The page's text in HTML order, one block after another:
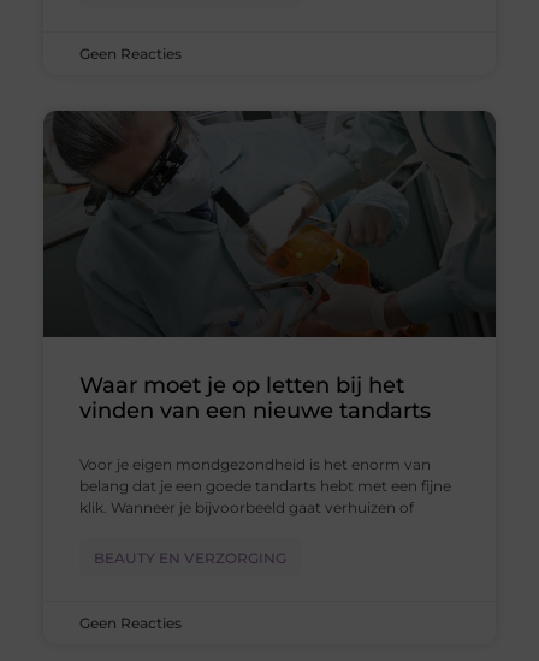
Geen Reacties
Waar moet je op letten bij het
vinden van een nieuwe tandarts
Voor je eigen mondgezondheid is het enorm van
belang dat je een goede tandarts hebt met een fijne
klik. Wanneer je bijvoorbeeld gaat verhuizen of
BEAUTY EN VERZORGING
Geen Reacties